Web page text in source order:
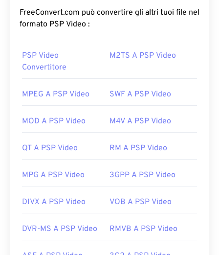
tipo di file è compatibile anche con i Blu-raye
un'altra designazione per MTS è Advanced Video
Come aprire un file MTS?
videocamere e Blu-ray. Pertanto, un semplice
programmi che consentono la riproduzione di MTS
eVLC Media Player
rende difficili da gestire e archiviare. Per ridurre le
MTS in MP4. Cnet.com
elenca diverse opzioni per
Sviluppato da: Panasonic eSony
FreeConvert.com può convertire gli altri tuoi file nel
formato PSP Video :
PSP Video
Convertitore
M2TS A PSP Video
MPEG A PSP Video SWF A PSP Video
MOD A PSP Video M4V A PSP Video
QT A PSP Video RM A PSP Video
MPG A PSP Video 3GPP A PSP Video
DIVX A PSP Video VOB A PSP Video
DVR-MS A PSP Video RMVB A PSP Video